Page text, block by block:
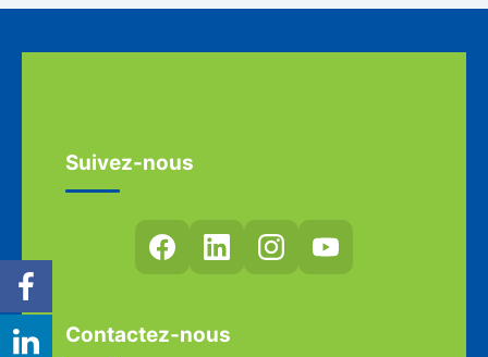
Suivez-nous
Contactez-nous